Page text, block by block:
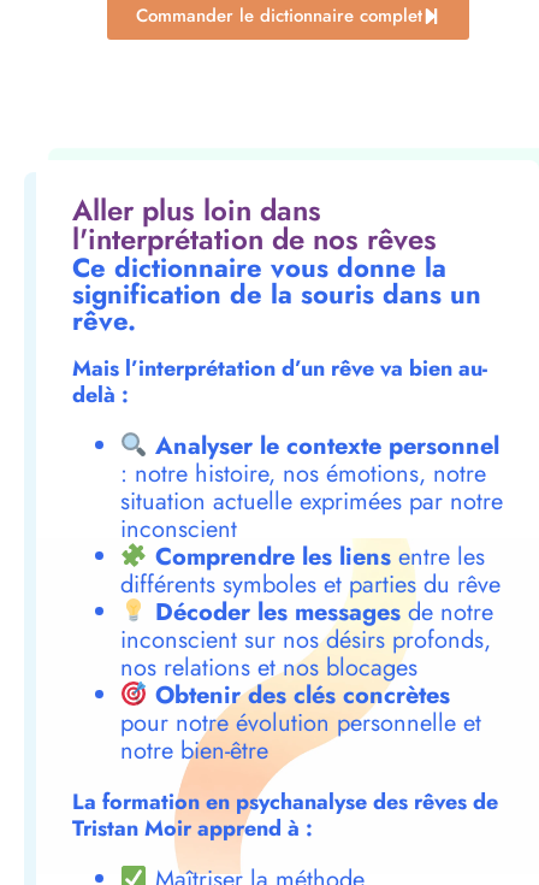
Commander le dictionnaire complet
Aller plus loin dans
l'interprétation de nos rêves
Ce dictionnaire vous donne la
signification de la souris dans un
rêve.
Mais l’interprétation d’un rêve va bien au-
delà :
Analyser le contexte personnel
: notre histoire, nos émotions, notre
situation actuelle exprimées par notre
inconscient
Comprendre les liensentre les
différents symboles et parties du rêve
Décoder les messagesde notre
inconscient sur nos désirs profonds,
nos relations et nos blocages
Obtenir des clés concrètes
pour notre évolution personnelle et
notre bien-être
La formation en psychanalyse des rêves de
Tristan Moir apprend à :